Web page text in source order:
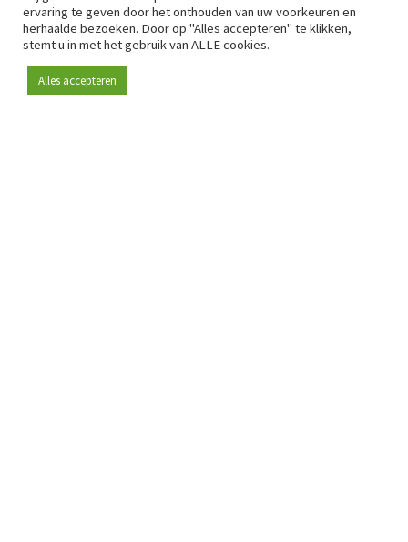
ervaring te geven door het onthouden van uw voorkeuren en
herhaalde bezoeken. Door op "Alles accepteren" te klikken,
stemt u in met het gebruik van ALLE cookies.
Alles accepteren